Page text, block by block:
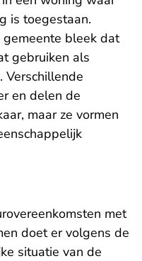
is toegestaan.
bleek dat
gebruiken als
Verschillende
en delen de
maar ze vormen
met
doet er volgens de
situatie van de